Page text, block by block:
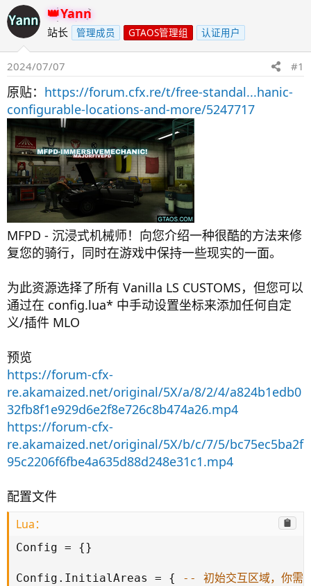
Yann
站长 管理成员 GTAOS管理组 认证用户
2024/07/07 #1
原贴： https://forum.cfx.re/t/free-standal...hanic-
configurable-locations-and-more/5247717
MFPD - 沉浸式机械师！向您介绍一种很酷的方法来修
复您的骑行，同时在游戏中保持一些现实的一面。
为此资源选择了所有 Vanilla LS CUSTOMS，但您可以
通过在 config.lua* 中手动设置坐标来添加任何自定
义/插件 MLO
预览
https://forum-cfx-
re.akamaized.net/original/5X/a/8/2/4/a824b1edb0
32fb8f1e929d6e2f8e726c8b474a26.mp4
https://forum-cfx-
re.akamaized.net/original/5X/b/c/7/5/bc75ec5ba2f
95c2206f6fbe4a635d88d248e31c1.mp4
配置文件
Lua：
Config = {}
Config . InitialAreas = {
-- 初始交互区域，你需